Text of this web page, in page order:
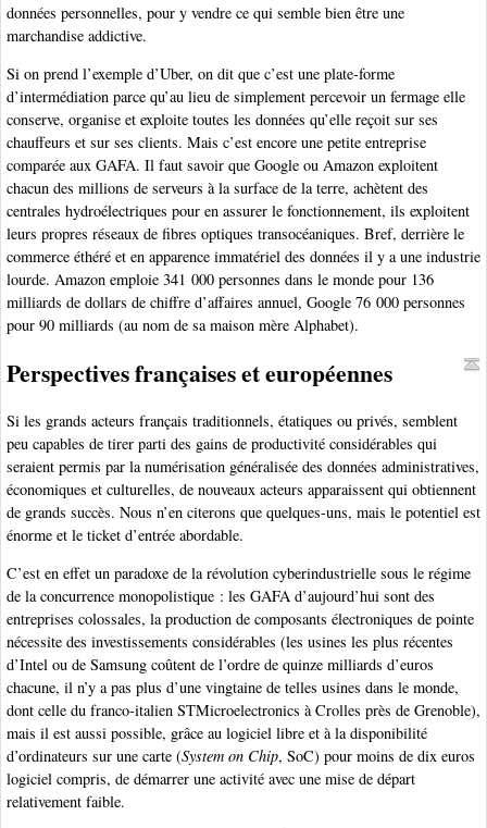
données personnelles, pour y vendre ce qui semble bien être une
marchandise addictive.
Si on prend l’exemple d’Uber, on dit que c’est une plate-forme
d’intermédiation parce qu’au lieu de simplement percevoir un fermage elle
conserve, organise et exploite toutes les données qu’elle reçoit sur ses
chauffeurs et sur ses clients. Mais c’est encore une petite entreprise
comparée aux GAFA. Il faut savoir que Google ou Amazon exploitent
chacun des millions de serveurs à la surface de la terre, achètent des
centrales hydroélectriques pour en assurer le fonctionnement, ils exploitent
leurs propres réseaux de fibres optiques transocéaniques. Bref, derrière le
commerce éthéré et en apparence immatériel des données il y a une industrie
lourde. Amazon emploie 341 000 personnes dans le monde pour 136
milliards de dollars de chiffre d’affaires annuel, Google 76 000 personnes
pour 90 milliards (au nom de sa maison mère Alphabet).
Perspectives françaises et européennes
Si les grands acteurs français traditionnels, étatiques ou privés, semblent
peu capables de tirer parti des gains de productivité considérables qui
seraient permis par la numérisation généralisée des données administratives,
économiques et culturelles, de nouveaux acteurs apparaissent qui obtiennent
de grands succès. Nous n’en citerons que quelques-uns, mais le potentiel est
énorme et le ticket d’entrée abordable.
C’est en effet un paradoxe de la révolution cyberindustrielle sous le régime
de la concurrence monopolistique : les GAFA d’aujourd’hui sont des
entreprises colossales, la production de composants électroniques de pointe
nécessite des investissements considérables (les usines les plus récentes
d’Intel ou de Samsung coûtent de l’ordre de quinze milliards d’euros
chacune, il n’y a pas plus d’une vingtaine de telles usines dans le monde,
dont celle du franco-italien STMicroelectronics à Crolles près de Grenoble),
mais il est aussi possible, grâce au logiciel libre et à la disponibilité
d’ordinateurs sur une carte (System on Chip, SoC) pour moins de dix euros
logiciel compris, de démarrer une activité avec une mise de départ
relativement faible.